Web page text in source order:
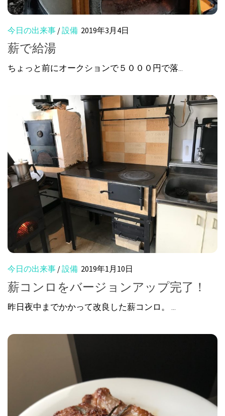
今日の出来事 /設備 2019年3月4日
薪で給湯
ちょっと前にオークションで５０００円で落...
今日の出来事 /設備 2019年1月10日
薪コンロをバージョンアップ完了！
昨日夜中までかかって改良した薪コンロ。 ...